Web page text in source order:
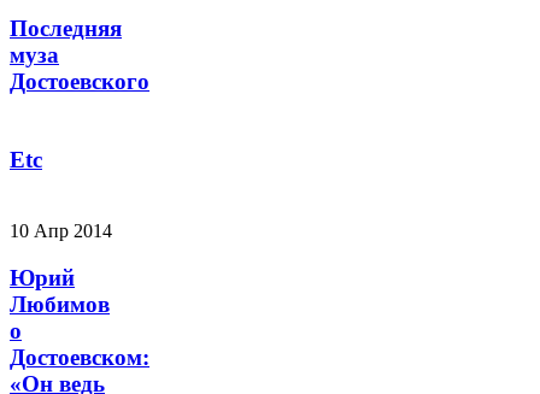
Последняя
муза
Достоевского
Etc
10 Апр 2014
Юрий
Любимов
о
Достоевском:
«Он ведь